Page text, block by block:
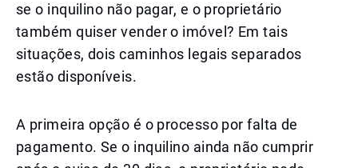
se o inquilino não pagar, e o proprietário
também quiser vender o imóvel? Em tais
situações, dois caminhos legais separados
estão disponíveis.
A primeira opção é o processo por falta de
pagamento. Se o inquilino ainda não cumprir